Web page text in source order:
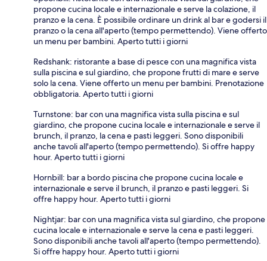
propone cucina locale e internazionale e serve la colazione, il
pranzo e la cena. È possibile ordinare un drink al bar e godersi il
pranzo o la cena all'aperto (tempo permettendo). Viene offerto
un menu per bambini. Aperto tutti i giorni
Redshank: ristorante a base di pesce con una magnifica vista
sulla piscina e sul giardino, che propone frutti di mare e serve
solo la cena. Viene offerto un menu per bambini. Prenotazione
obbligatoria. Aperto tutti i giorni
Turnstone: bar con una magnifica vista sulla piscina e sul
giardino, che propone cucina locale e internazionale e serve il
brunch, il pranzo, la cena e pasti leggeri. Sono disponibili
anche tavoli all'aperto (tempo permettendo). Si offre happy
hour. Aperto tutti i giorni
Hornbill: bar a bordo piscina che propone cucina locale e
internazionale e serve il brunch, il pranzo e pasti leggeri. Si
offre happy hour. Aperto tutti i giorni
Nightjar: bar con una magnifica vista sul giardino, che propone
cucina locale e internazionale e serve la cena e pasti leggeri.
Sono disponibili anche tavoli all'aperto (tempo permettendo).
Si offre happy hour. Aperto tutti i giorni